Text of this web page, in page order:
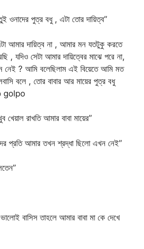
ওনাদের পুত্র বধু , এটা তোর দায়িত্ব”
আমার দায়িত্ব না , আমার মন যতটুকু করতে
, যদিও সেটা আমার দায়িত্বের মাঝে পরে না,
নেই ? আমি বলেছিলাম এই বিয়েতে আমি মত
বলে , তোর বাবার আর মায়ের পুত্র বধু
golpo
রাখতি আমার বাবা মায়ের”
প্রতি আমার তখন শ্রদ্ধা ছিলো এখন নেই”
বাসিস তাহলে আমার বাবা মা কে দেখে